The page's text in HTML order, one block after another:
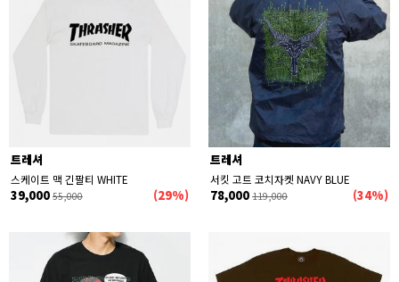
트레셔
스케이트 맥 긴팔티 WHITE
39,000 55,000 (29%)
트레셔
서킷 고트 코치자켓 NAVY BLUE
78,000 119,000 (34%)